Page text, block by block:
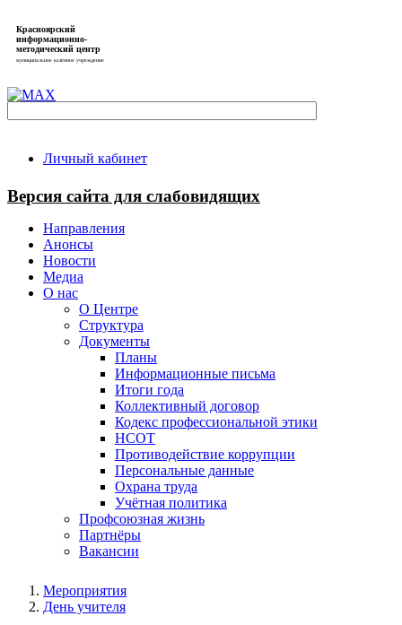
Красноярский
информационно-
методический центр
муниципальное казённое учреждение
Личный кабинет
Версия сайта для слабовидящих
Направления
Анонсы
Новости
Медиа
О нас
О Центре
Структура
Документы
Планы
Информационные письма
Итоги года
Коллективный договор
Кодекс профессиональной этики
НСОТ
Противодействие коррупции
Персональные данные
Охрана труда
Учётная политика
Профсоюзная жизнь
Партнёры
Вакансии
Мероприятия
День учителя